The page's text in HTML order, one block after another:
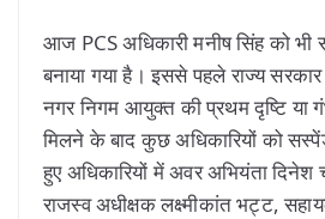
आज PCS अधिकारी मनीष सिंह को भी
बनाया गया है। इससे पहले राज्य सरकार
नगर निगम आयुक्त की प्रथम दृष्टि या
मिलने के बाद कुछ अधिकारियों को
हुए अधिकारियों में अवर अभियंता
राजस्व अधीक्षक लक्ष्मीकांत भट्ट,